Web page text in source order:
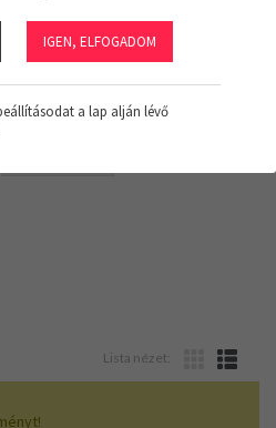
Lista nézet:
IGEN, ELFOGADOM
a lap alján lévő